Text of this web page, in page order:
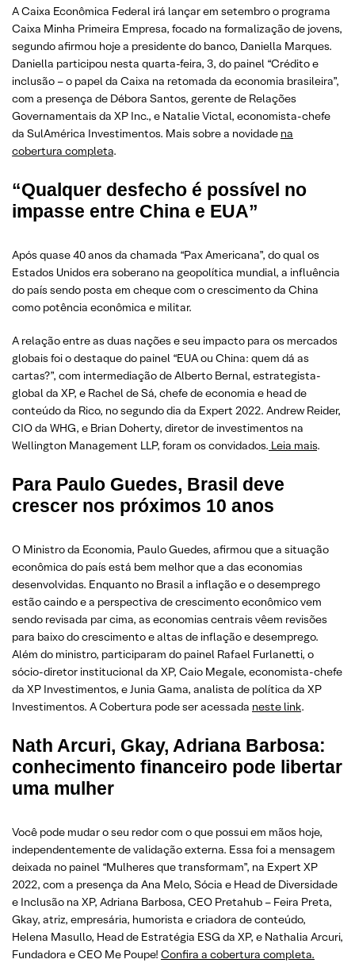
A Caixa Econômica Federal irá lançar em setembro o programa
Caixa Minha Primeira Empresa, focado na formalização de jovens,
segundo afirmou hoje a presidente do banco, Daniella Marques.
Daniella participou nesta quarta-feira, 3, do painel “Crédito e
inclusão – o papel da Caixa na retomada da economia brasileira”,
com a presença de Débora Santos, gerente de Relações
Governamentais da XP Inc., e Natalie Victal, economista-chefe
da SulAmérica Investimentos. Mais sobre a novidade na
cobertura completa.
“Qualquer desfecho é possível no
impasse entre China e EUA”
Após quase 40 anos da chamada “Pax Americana”, do qual os
Estados Unidos era soberano na geopolítica mundial, a influência
do país sendo posta em cheque com o crescimento da China
como potência econômica e militar.
A relação entre as duas nações e seu impacto para os mercados
globais foi o destaque do painel “EUA ou China: quem dá as
cartas?”, com intermediação de Alberto Bernal, estrategista-
global da XP, e Rachel de Sá, chefe de economia e head de
conteúdo da Rico, no segundo dia da Expert 2022. Andrew Reider,
CIO da WHG, e Brian Doherty, diretor de investimentos na
Wellington Management LLP, foram os convidados. Leia mais.
Para Paulo Guedes, Brasil deve
crescer nos próximos 10 anos
O Ministro da Economia, Paulo Guedes, afirmou que a situação
econômica do país está bem melhor que a das economias
desenvolvidas. Enquanto no Brasil a inflação e o desemprego
estão caindo e a perspectiva de crescimento econômico vem
sendo revisada par cima, as economias centrais vêem revisões
para baixo do crescimento e altas de inflação e desemprego.
Além do ministro, participaram do painel Rafael Furlanetti, o
sócio-diretor institucional da XP, Caio Megale, economista-chefe
da XP Investimentos, e Junia Gama, analista de política da XP
Investimentos. A Cobertura pode ser acessada neste link.
Nath Arcuri, Gkay, Adriana Barbosa:
conhecimento financeiro pode libertar
uma mulher
Você pode mudar o seu redor com o que possui em mãos hoje,
independentemente de validação externa. Essa foi a mensagem
deixada no painel “Mulheres que transformam”, na Expert XP
2022, com a presença da Ana Melo, Sócia e Head de Diversidade
e Inclusão na XP, Adriana Barbosa, CEO Pretahub – Feira Preta,
Gkay, atriz, empresária, humorista e criadora de conteúdo,
Helena Masullo, Head de Estratégia ESG da XP, e Nathalia Arcuri,
Fundadora e CEO Me Poupe! Confira a cobertura completa.